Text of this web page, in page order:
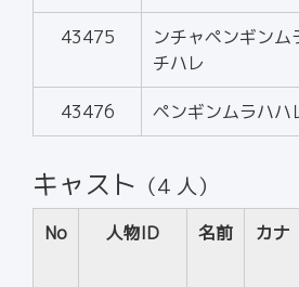
43475
ンチャペンギンム
チハレ
43476 ペンギンムラハハ
キャスト （4 人）
No 人物ID 名前 カナ